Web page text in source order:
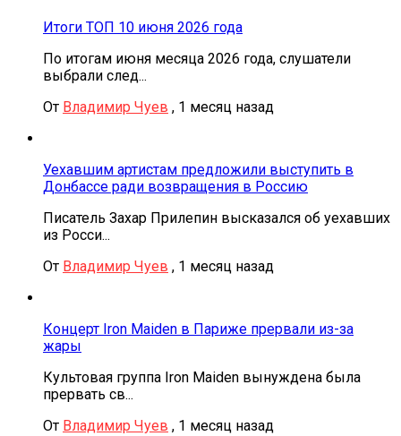
Итоги ТОП 10 июня 2026 года
По итогам июня месяца 2026 года, слушатели
выбрали след...
От Владимир Чуев , 1 месяц назад
Уехавшим артистам предложили выступить в
Донбассе ради возвращения в Россию
Писатель Захар Прилепин высказался об уехавших
из Росси...
От Владимир Чуев , 1 месяц назад
Концерт Iron Maiden в Париже прервали из-за
жары
Культовая группа Iron Maiden вынуждена была
прервать св...
От Владимир Чуев , 1 месяц назад